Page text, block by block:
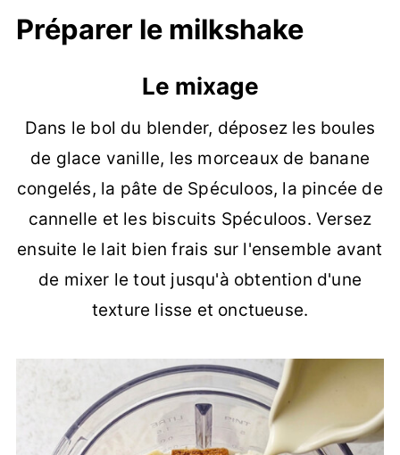
Préparer le milkshake
Le mixage
Dans le bol du blender, déposez les boules
de glace vanille, les morceaux de banane
congelés, la pâte de Spéculoos, la pincée de
cannelle et les biscuits Spéculoos. Versez
ensuite le lait bien frais sur l'ensemble avant
de mixer le tout jusqu'à obtention d'une
texture lisse et onctueuse.